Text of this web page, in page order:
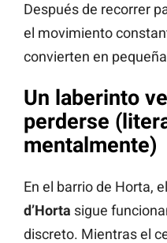
Después de recorrer
el movimiento
convierten en
Un laberinto
perderse
mentalmente)
En el barrio de Horta, el
d’Horta sigue
discreto. Mientras el